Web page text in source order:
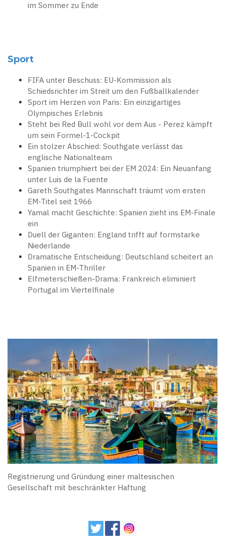
im Sommer zu Ende
Sport
FIFA unter Beschuss: EU-Kommission als
Schiedsrichter im Streit um den Fußballkalender
Sport im Herzen von Paris: Ein einzigartiges
Olympisches Erlebnis
Steht bei Red Bull wohl vor dem Aus - Perez kämpft
um sein Formel-1-Cockpit
Ein stolzer Abschied: Southgate verlässt das
englische Nationalteam
Spanien triumphiert bei der EM 2024: Ein Neuanfang
unter Luis de la Fuente
Gareth Southgates Mannschaft träumt vom ersten
EM-Titel seit 1966
Yamal macht Geschichte: Spanien zieht ins EM-Finale
ein
Duell der Giganten: England trifft auf formstarke
Niederlande
Dramatische Entscheidung: Deutschland scheitert an
Spanien in EM-Thriller
Elfmeterschießen-Drama: Frankreich eliminiert
Portugal im Viertelfinale
Registrierung und Gründung einer maltesischen
Gesellschaft mit beschränkter Haftung